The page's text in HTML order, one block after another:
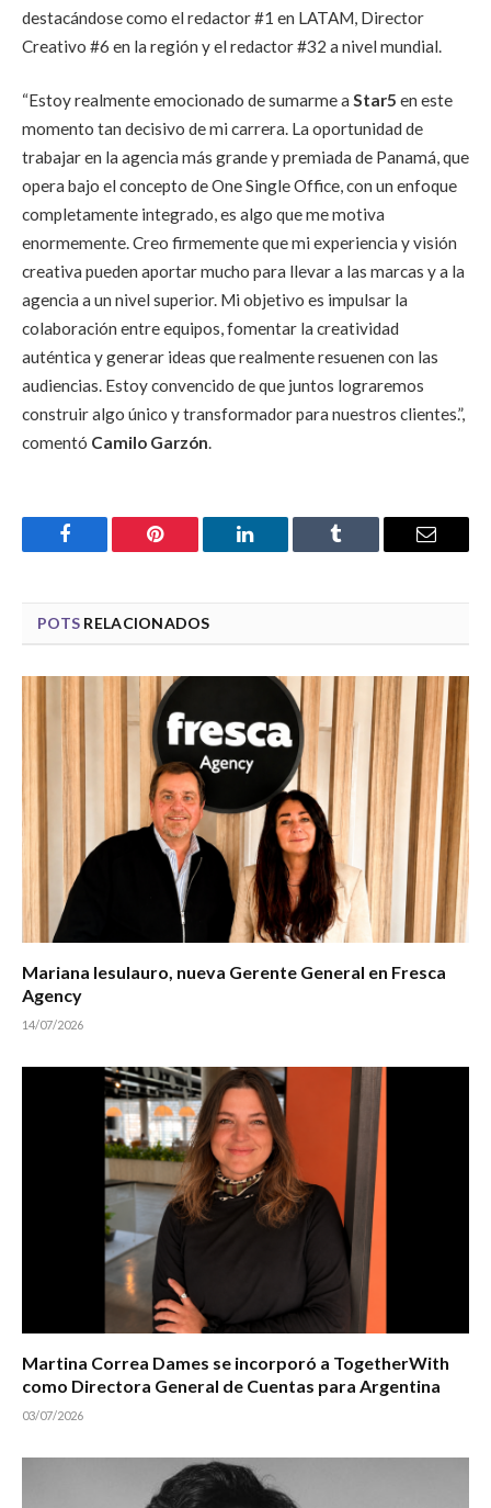
destacándose como el redactor #1 en LATAM, Director
Creativo #6 en la región y el redactor #32 a nivel mundial.
“Estoy realmente emocionado de sumarme a Star5 en este
momento tan decisivo de mi carrera. La oportunidad de
trabajar en la agencia más grande y premiada de Panamá, que
opera bajo el concepto de One Single Office, con un enfoque
completamente integrado, es algo que me motiva
enormemente. Creo firmemente que mi experiencia y visión
creativa pueden aportar mucho para llevar a las marcas y a la
agencia a un nivel superior. Mi objetivo es impulsar la
colaboración entre equipos, fomentar la creatividad
auténtica y generar ideas que realmente resuenen con las
audiencias. Estoy convencido de que juntos lograremos
construir algo único y transformador para nuestros clientes.”,
comentó Camilo Garzón.
Facebook Pinterest LinkedIn Tumblr Email
POTS RELACIONADOS
Mariana Iesulauro, nueva Gerente General en Fresca
Agency
14/07/2026
Martina Correa Dames se incorporó a TogetherWith
como Directora General de Cuentas para Argentina
03/07/2026